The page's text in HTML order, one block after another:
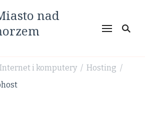
nad
Internet i komputery / Hosting /